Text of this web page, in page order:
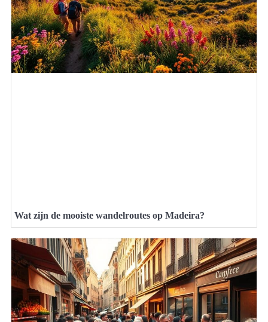
Wat zijn de mooiste wandelroutes op Madeira?